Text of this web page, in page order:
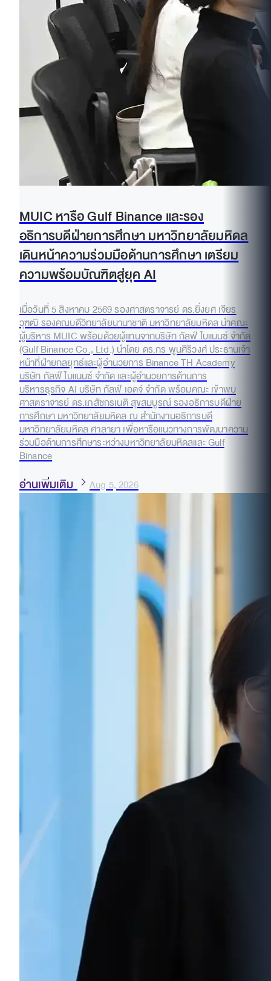
MUIC หารือ Gulf Binance และรอง
อธิการบดีฝ่ายการศึกษา มหาวิทยาลัยมหิดล
เดินหน้าความร่วมมือด้านการศึกษา เตรียม
ความพร้อมบัณฑิตสู่ยุค AI
เมื่อวันที่ 5 สิงหาคม 2569 รองศาสตราจารย์ ดร.ยิ่งยศ เจียร
วุฑฒิ รองคณบดีวิทยาลัยนานาชาติ มหาวิทยาลัยมหิดล นำคณะ
ผู้บริหาร MUIC พร้อมด้วยผู้แทนจากบริษัท กัลฟ์ ไบแนนซ์ จำกัด
(Gulf Binance Co., Ltd.) นำโดย ดร.กร พูนศิริวงศ์ ประธานเจ้า
หน้าที่ฝ่ายกลยุทธ์และผู้อำนวยการ Binance TH Academy
บริษัท กัลฟ์ ไบแนนซ์ จำกัด และผู้อำนวยการด้านการ
บริหารธุรกิจ AI บริษัท กัลฟ์ เอดจ์ จำกัด พร้อมคณะ เข้าพบ
ศาสตราจารย์ ดร.เภสัชกรเนติ สุขสมบูรณ์ รองอธิการบดีฝ่าย
การศึกษา มหาวิทยาลัยมหิดล ณ สำนักงานอธิการบดี
มหาวิทยาลัยมหิดล ศาลายา เพื่อหารือแนวทางการพัฒนาความ
ร่วมมือด้านการศึกษาระหว่างมหาวิทยาลัยมหิดลและ Gulf
Binance
อ่านเพิ่มเติม Aug 5, 2026